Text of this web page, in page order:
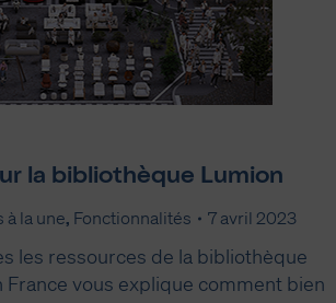
la bibliothèque Lumion
la une, Fonctionnalités 7 avril 2023
les ressources de la bibliothèque
France vous explique comment bien